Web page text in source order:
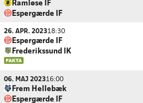
Ramløse IF
Espergærde IF
26. APR. 202318:30
Espergærde IF
Frederikssund IK
06. MAJ 202316:00
Frem Hellebæk
Espergærde IF